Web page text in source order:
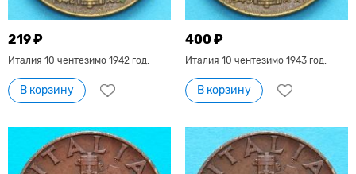
219 ₽
Италия 10 чентезимо 1942 год.
В корзину
400 ₽
Италия 10 чентезимо 1943 год.
В корзину